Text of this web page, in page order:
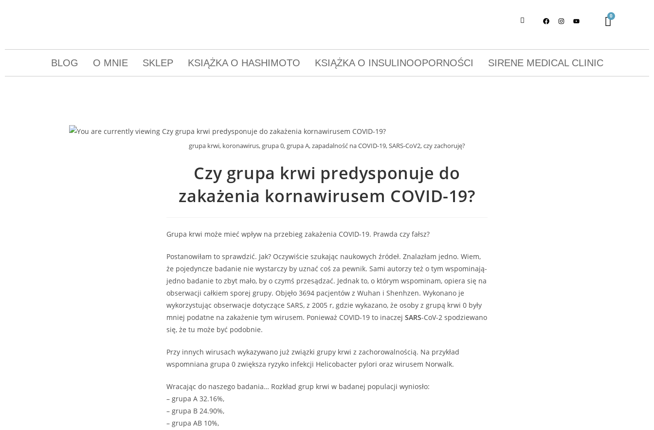
BLOG O MNIE SKLEP KSIĄŻKA O HASHIMOTO KSIĄŻKA O INSULINOOPORNOŚCI SIRENE MEDICAL CLINIC
grupa krwi, koronawirus, grupa 0, grupa A, zapadalność na COVID-19, SARS-CoV2, czy zachoruję?
Czy grupa krwi predysponuje do
zakażenia kornawirusem COVID-19?
Grupa krwi może mieć wpływ na przebieg zakażenia COVID-19. Prawda czy fałsz?
Postanowiłam to sprawdzić. Jak? Oczywiście szukając naukowych źródeł. Znalazłam jedno. Wiem,
że pojedyncze badanie nie wystarczy by uznać coś za pewnik. Sami autorzy też o tym wspominają-
jedno badanie to zbyt mało, by o czymś przesądzać. Jednak to, o którym wspominam, opiera się na
obserwacji całkiem sporej grupy. Objęło 3694 pacjentów z Wuhan i Shenhzen. Wykonano je
wykorzystując obserwacje dotyczące SARS, z 2005 r, gdzie wykazano, że osoby z grupą krwi 0 były
mniej podatne na zakażenie tym wirusem. Ponieważ COVID-19 to inaczej SARS-CoV-2 spodziewano
się, że tu może być podobnie.
Przy innych wirusach wykazywano już związki grupy krwi z zachorowalnością. Na przykład
wspomniana grupa 0 zwiększa ryzyko infekcji Helicobacter pylori oraz wirusem Norwalk.
Wracając do naszego badania… Rozkład grup krwi w badanej populacji wyniosło:
– grupa A 32.16%,
– grupa B 24.90%,
– grupa AB 10%,